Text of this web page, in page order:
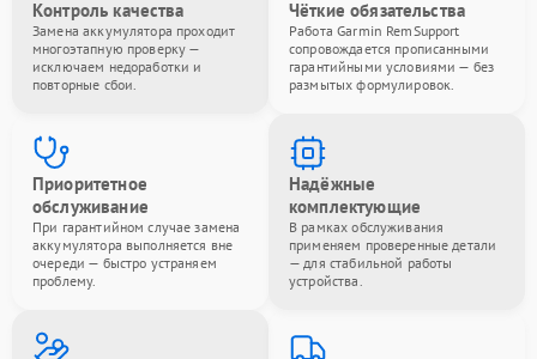
Контроль качества
Замена аккумулятора проходит
многоэтапную проверку —
исключаем недоработки и
повторные сбои.
Чёткие обязательства
Работа Garmin RemSupport
сопровождается прописанными
гарантийными условиями — без
размытых формулировок.
Приоритетное
обслуживание
При гарантийном случае замена
аккумулятора выполняется вне
очереди — быстро устраняем
проблему.
Надёжные
комплектующие
В рамках обслуживания
применяем проверенные детали
— для стабильной работы
устройства.